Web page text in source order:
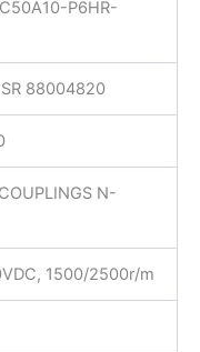
P6HR-
88004820
N-
1500/2500r/m